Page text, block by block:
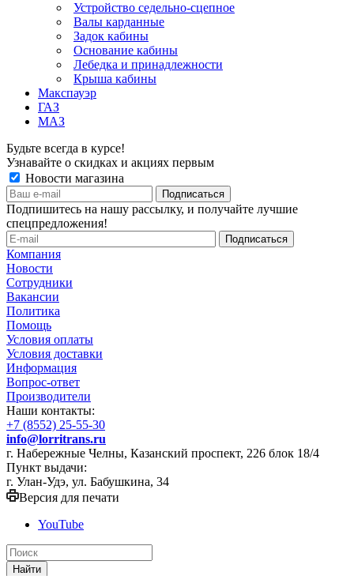
Устройство седельно-сцепное
Валы карданные
Задок кабины
Основание кабины
Лебедка и принадлежности
Крыша кабины
Макспауэр
ГАЗ
МАЗ
Будьте всегда в курсе!
Узнавайте о скидках и акциях первым
Новости магазина
Подпишитесь на нашу рассылку, и получайте лучшие
спецпредложения!
Компания
Новости
Сотрудники
Вакансии
Политика
Помощь
Условия оплаты
Условия доставки
Информация
Вопрос-ответ
Производители
Наши контакты:
+7 (8552) 25-55-30
info@lorritrans.ru
г. Набережные Челны, Казанский проспект, 226 блок 18/4
Пункт выдачи:
г. Улан-Удэ, ул. Бабушкина, 34
Версия для печати
YouTube
Найти